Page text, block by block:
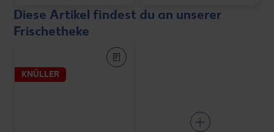
Diese Artikel findest du an unserer
Frischetheke
KNÜLLER